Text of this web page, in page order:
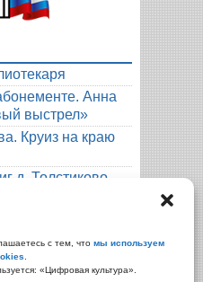
с тем, что мы используем
«Цифровая культура».
Анна
выстрел»
Круиз на краю
д. Толстиково.